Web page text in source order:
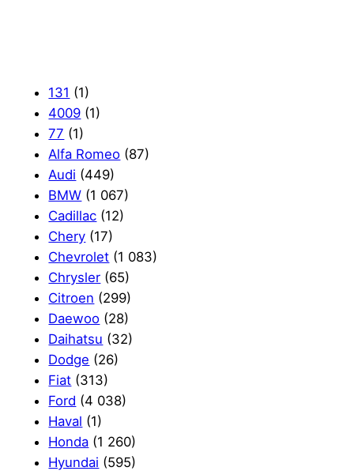
131 (1)
4009 (1)
77 (1)
Alfa Romeo (87)
Audi (449)
BMW (1 067)
Cadillac (12)
Chery (17)
Chevrolet (1 083)
Chrysler (65)
Citroen (299)
Daewoo (28)
Daihatsu (32)
Dodge (26)
Fiat (313)
Ford (4 038)
Haval (1)
Honda (1 260)
Hyundai (595)